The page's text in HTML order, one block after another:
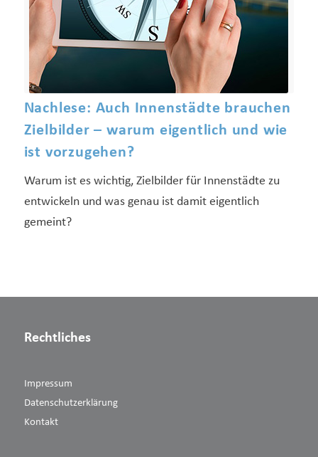
Nachlese: Auch Innenstädte brauchen
Zielbilder – warum eigentlich und wie
ist vorzugehen?
Warum ist es wichtig, Zielbilder für Innenstädte zu
entwickeln und was genau ist damit eigentlich
gemeint?
Rechtliches
Impressum
Datenschutzerklärung
Kontakt